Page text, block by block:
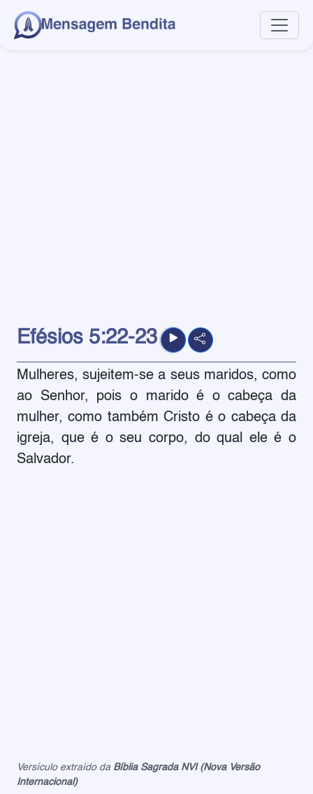
Efésios 5:22-23
Mulheres, sujeitem-se a seus maridos, como
ao Senhor, pois o marido é o cabeça da
mulher, como também Cristo é o cabeça da
igreja, que é o seu corpo, do qual ele é o
Salvador.
Versículo extraído da Bíblia Sagrada NVI (Nova Versão
Internacional)